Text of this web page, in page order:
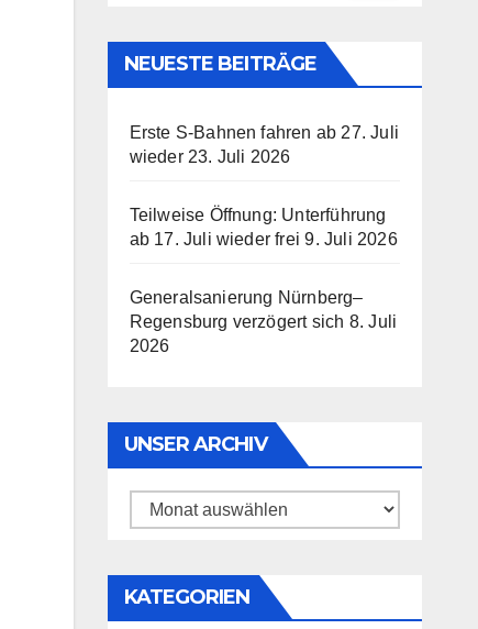
NEUESTE BEITRÄGE
Erste S-Bahnen fahren ab 27. Juli
wieder 23. Juli 2026
Teilweise Öffnung: Unterführung
ab 17. Juli wieder frei 9. Juli 2026
Generalsanierung Nürnberg–
Regensburg verzögert sich 8. Juli
2026
UNSER ARCHIV
Unser
KATEGORIEN